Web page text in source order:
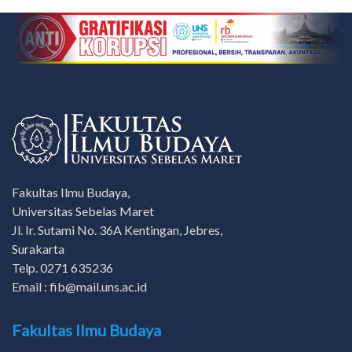
Fakultas Ilmu Budaya,
Universitas Sebelas Maret
Jl. Ir. Sutami No. 36A Kentingan, Jebres,
Surakarta
Telp. 0271 635236
Email : fib@mail.uns.ac.id
Fakultas Ilmu Budaya